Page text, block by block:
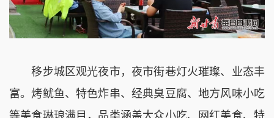
移步城区观光夜市，夜市街巷灯火璀璨、业态丰
富。烤鱿鱼、特色炸串、经典臭豆腐、地方风味小吃